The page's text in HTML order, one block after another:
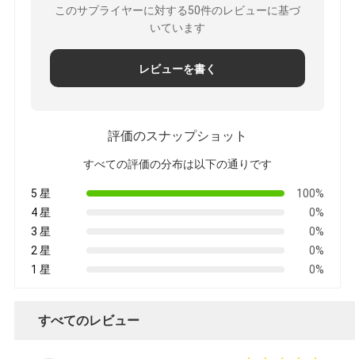
このサプライヤーに対する50件のレビューに基づ
いています
レビューを書く
評価のスナップショット
すべての評価の分布は以下の通りです
5 星
100%
4 星
0%
3 星
0%
2 星
0%
1 星
0%
すべてのレビュー